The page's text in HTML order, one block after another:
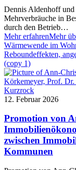
Dennis Aldenhoff
Mehrverbräuche in
durch den Betrieb…
Mehr erfahrenMehr
Wärmewende im
Reboundeffekten,
(copy 1)
12. Februar 2026
Promotion von
zwischen
Kommunen